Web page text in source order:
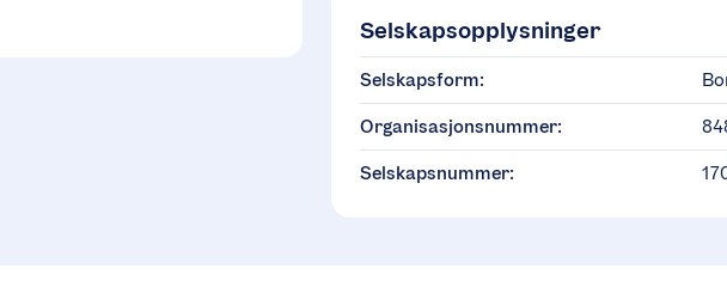
Selskapsopplysninger
Selskapsform:
Organisasjonsnummer:
Selskapsnummer: